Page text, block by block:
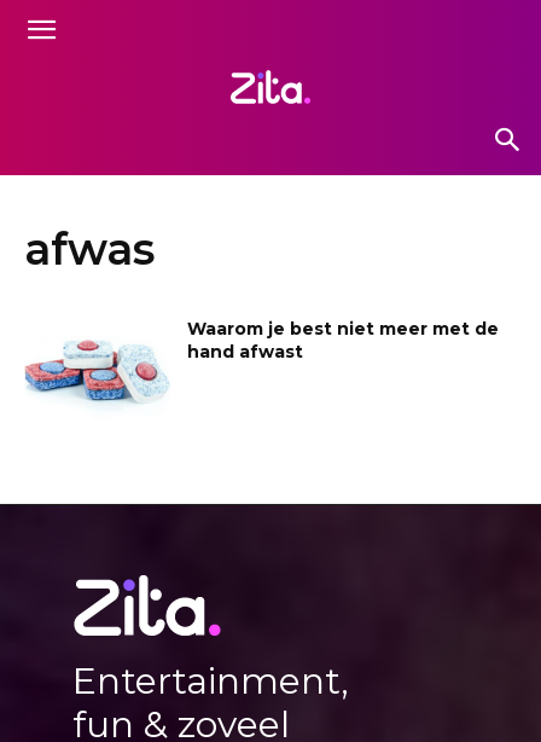
afwas
Waarom je best niet meer met de
hand afwast
Entertainment,
fun & zoveel